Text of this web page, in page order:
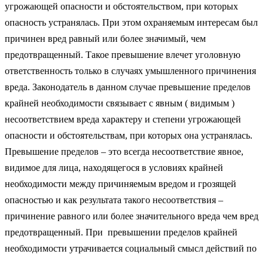
угрожающей опасности и обстоятельством, при которых
опасность устранялась. При этом охраняемым интересам был
причинен вред равный или более значимый, чем
предотвращенный. Такое превышение влечет уголовную
ответственность только в случаях умышленного причинения
вреда. Законодатель в данном случае превышение пределов
крайней необходимости связывает с явным ( видимым )
несоответствием вреда характеру и степени угрожающей
опасности и обстоятельствам, при которых она устранялась.
Превышение пределов – это всегда несоответствие явное,
видимое для лица, находящегося в условиях крайней
необходимости между причиняемым вредом и грозящей
опасностью и как результата такого несоответствия –
причинение равного или более значительного вреда чем вред
предотвращенный. При превышении пределов крайней
необходимости утрачивается социальный смысл действий по